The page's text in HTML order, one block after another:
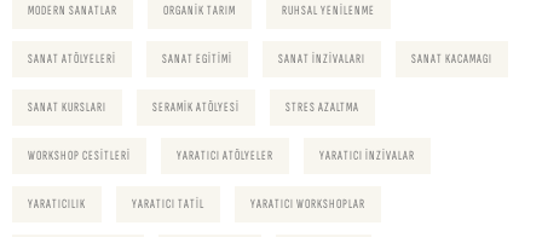
MODERN SANATLAR ORGANIK TARIM RUHSAL YENILENME
SANAT ATÖLYELERI SANAT EGITIMI SANAT INZIVALARI SANAT KACAMAGI
SANAT KURSLARI SERAMIK ATÖLYESI STRES AZALTMA
WORKSHOP CESITLERI YARATICI ATÖLYELER YARATICI INZIVALAR
YARATICILIK YARATICI TATIL YARATICI WORKSHOPLAR